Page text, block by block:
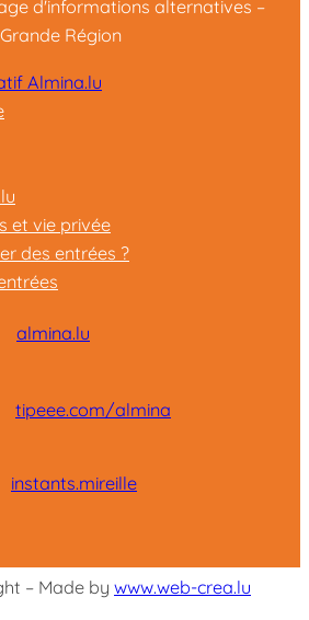
d'informations alternatives –
Région
Almina.lu
et vie privée
des entrées ?
almina.lu
tipeee.com/almina
instants.mireille
– Made by www.web-crea.lu